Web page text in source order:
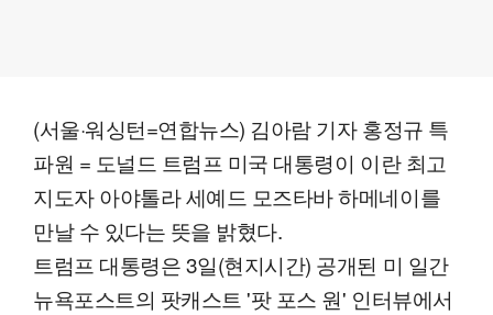
(서울·워싱턴=연합뉴스) 김아람 기자 홍정규 특
파원 = 도널드 트럼프 미국 대통령이 이란 최고
지도자 아야톨라 세예드 모즈타바 하메네이를
만날 수 있다는 뜻을 밝혔다.
트럼프 대통령은 3일(현지시간) 공개된 미 일간
뉴욕포스트의 팟캐스트 '팟 포스 원' 인터뷰에서